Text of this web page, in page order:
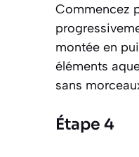
Commencez
montée en
éléments
sans
Étape 4